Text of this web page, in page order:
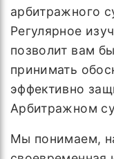
арбитражного
Регулярное
позволит вам
принимать
эффективно
Арбитражном
Мы понимаем,